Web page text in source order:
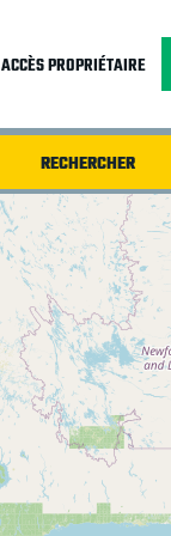
ACCÈS PROPRIÉTAIRE